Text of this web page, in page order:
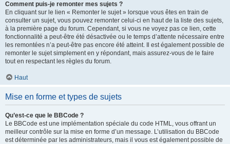
Comment puis-je remonter mes sujets ?
En cliquant sur le lien « Remonter le sujet » lorsque vous êtes en train de
consulter un sujet, vous pouvez remonter celui-ci en haut de la liste des sujets,
à la première page du forum. Cependant, si vous ne voyez pas ce lien, cette
fonctionnalité a peut-être été désactivée ou le temps d’attente nécessaire entre
les remontées n’a peut-être pas encore été atteint. Il est également possible de
remonter le sujet simplement en y répondant, mais assurez-vous de le faire
tout en respectant les règles du forum.
Haut
Mise en forme et types de sujets
Qu’est-ce que le BBCode ?
Le BBCode est une implémentation spéciale du code HTML, vous offrant un
meilleur contrôle sur la mise en forme d’un message. L’utilisation du BBCode
est déterminée par les administrateurs, mais il vous est également possible de